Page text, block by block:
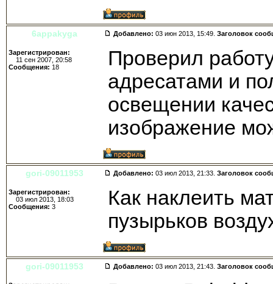
6appakyga Добавлено: 03 июн 2013, 15:49. Заголовок
Зарегистрирован:
11 сен 2007, 20:58
Сообщения: 18
Проверил
адресатами и
освещении
изображение
gori-09011953 Добавлено: 03 июл 2013, 21:33. Заголовок
Зарегистрирован:
03 июл 2013, 18:03
Сообщения: 3
Как наклеить
пузырьков
gori-09011953 Добавлено: 03 июл 2013, 21:43. Заголовок